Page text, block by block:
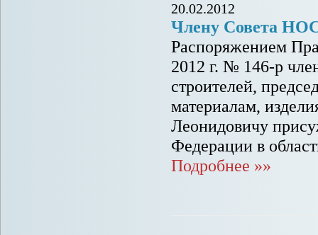
20.02.2012
Члену Совета
Распоряжением
2012 г. № 146-р
строителей,
материалам,
Леонидовичу
Федерации в
Подробнее »»